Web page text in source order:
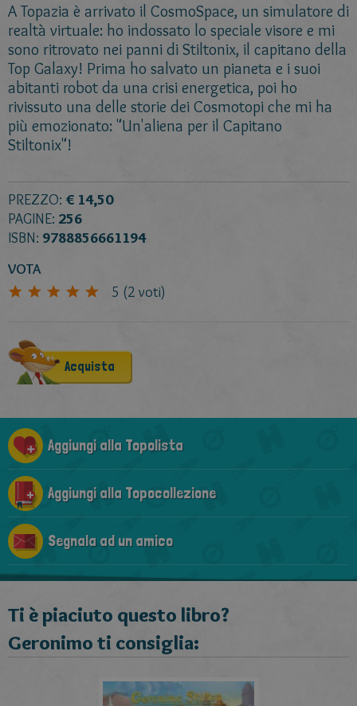
A Topazia è arrivato il CosmoSpace, un simulatore di
realtà virtuale: ho indossato lo speciale visore e mi
sono ritrovato nei panni di Stiltonix, il capitano della
Top Galaxy! Prima ho salvato un pianeta e i suoi
abitanti robot da una crisi energetica, poi ho
rivissuto una delle storie dei Cosmotopi che mi ha
più emozionato: "Un'aliena per il Capitano
Stiltonix"!
PREZZO: € 14,50
PAGINE: 256
ISBN: 9788856661194
VOTA
5 (2 voti)
Acquista
Aggiungi alla Topolista
Aggiungi alla Topocollezione
Segnala ad un amico
Ti è piaciuto questo libro?
Geronimo ti consiglia: